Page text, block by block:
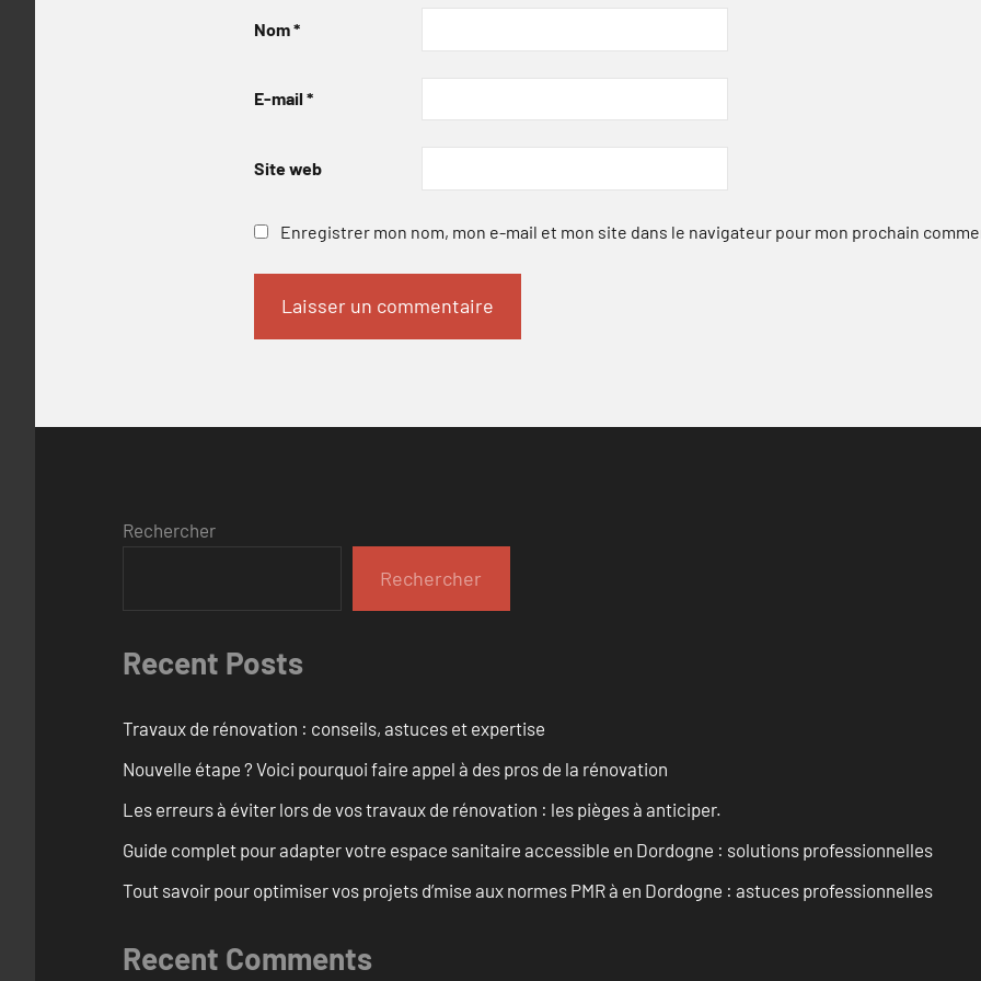
Nom*
E-mail *
Site web
Enregistrer mon nom, mon e-mail et mon site dans le navigateur pour mon prochain
Rechercher
Rechercher
Recent Posts
Travaux de rénovation : conseils, astuces et expertise
Nouvelle étape ? Voici pourquoi faire appel à des pros de la rénovation
Les erreurs à éviter lors de vos travaux de rénovation : les pièges à anticiper.
Guide complet pour adapter votre espace sanitaire accessible en Dordogne : solutions professionnelles
Tout savoir pour optimiser vos projets d’mise aux normes PMR à en Dordogne : astuces professionnelles
Recent Comments